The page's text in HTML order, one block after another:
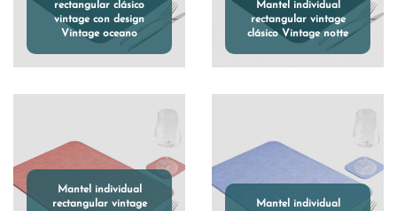
rectangular clásico
vintage con design
Vintage oceano
Mantel individual
rectangular vintage
clásico Vintage notte
Mantel individual
rectangular vintage
Mantel individual